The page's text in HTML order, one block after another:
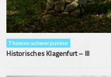
Themenschwerpunkte
Historisches Klagenfurt – III